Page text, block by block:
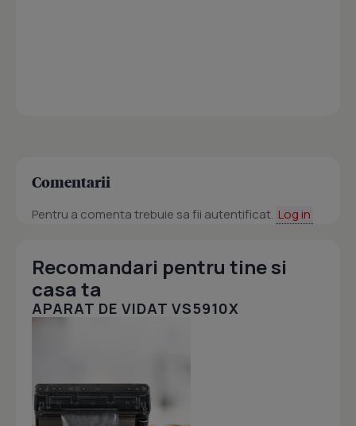
Comentarii
Pentru a comenta trebuie sa fii autentificat. Log in
Recomandari pentru tine si
casa ta
APARAT DE VIDAT VS5910X